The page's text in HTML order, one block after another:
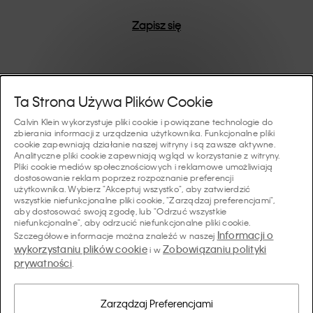
Zapisz się
Pomoc I Wsparcie
FAQ
Status zamówienia
Zamówienia i Dostawa
Zwroty i Zwroty Pieniędzy
Płatności
Tabela Rozmiarów
Kolekcje
#MYCALVINS
Calvin Klein Collection
Calvin Klein Underwear
Calvin Klein Sport
Wskazówki I Poradniki
Przewodnik po bieliźnie damskiej
Przewodnik po bieliźnie męskiej
Przewodnik po krojach jeansów damskich
O Nas
O Marce Calvin Klein
Dane Firmy
Język/ Kraj
Ta Strona Używa Plików Cookie
Calvin Klein wykorzystuje pliki cookie i powiązane technologie do
zbierania informacji z urządzenia użytkownika. Funkcjonalne pliki
cookie zapewniają działanie naszej witryny i są zawsze aktywne.
Analityczne pliki cookie zapewniają wgląd w korzystanie z witryny.
Pliki cookie mediów społecznościowych i reklamowe umożliwiają
dostosowanie reklam poprzez rozpoznanie preferencji
użytkownika. Wybierz "Akceptuj wszystko", aby zatwierdzić
wszystkie niefunkcjonalne pliki cookie, "Zarządzaj preferencjami",
aby dostosować swoją zgodę, lub "Odrzuć wszystkie
niefunkcjonalne", aby odrzucić niefunkcjonalne pliki cookie.
Szczegółowe informacje można znaleźć w naszej Informacji o
wykorzystaniu plików cookiei wZobowiązaniu polityki
prywatności.
Zarządzaj Preferencjami